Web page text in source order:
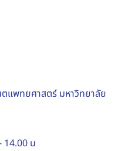
พทยศาสตร์ มหาวิทยาลัย
14.00 น